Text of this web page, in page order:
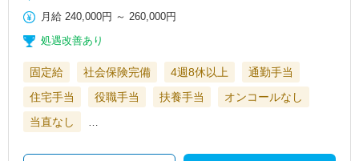
月給 240,000円 ～260,000円
処遇改善あり
固定給 社会保険完備 4週8休以上
通勤手当
住宅手当
役職手当 扶養手当
オンコールなし
当直なし
…